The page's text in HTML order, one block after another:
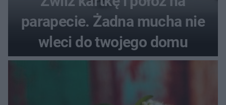
parapecie. Żadna mucha nie
wleci do twojego domu